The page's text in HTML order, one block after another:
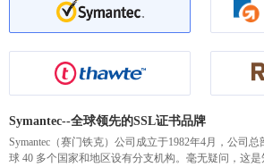
Symantec--全球领先的SSL证书品牌
Symantec（赛门铁克）公司成立于1982年4月，公司
球 40 多个国家和地区设有分支机构。毫无疑问，这